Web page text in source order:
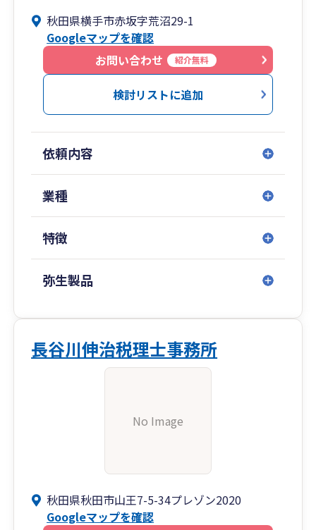
秋田県横手市赤坂字荒沼29-1
Googleマップを確認
お問い合わせ
紹介無料
検討リストに追加
依頼内容
業種
特徴
弥生製品
長谷川伸治税理士事務所
No Image
秋田県秋田市山王7-5-34プレゾン2020
Googleマップを確認